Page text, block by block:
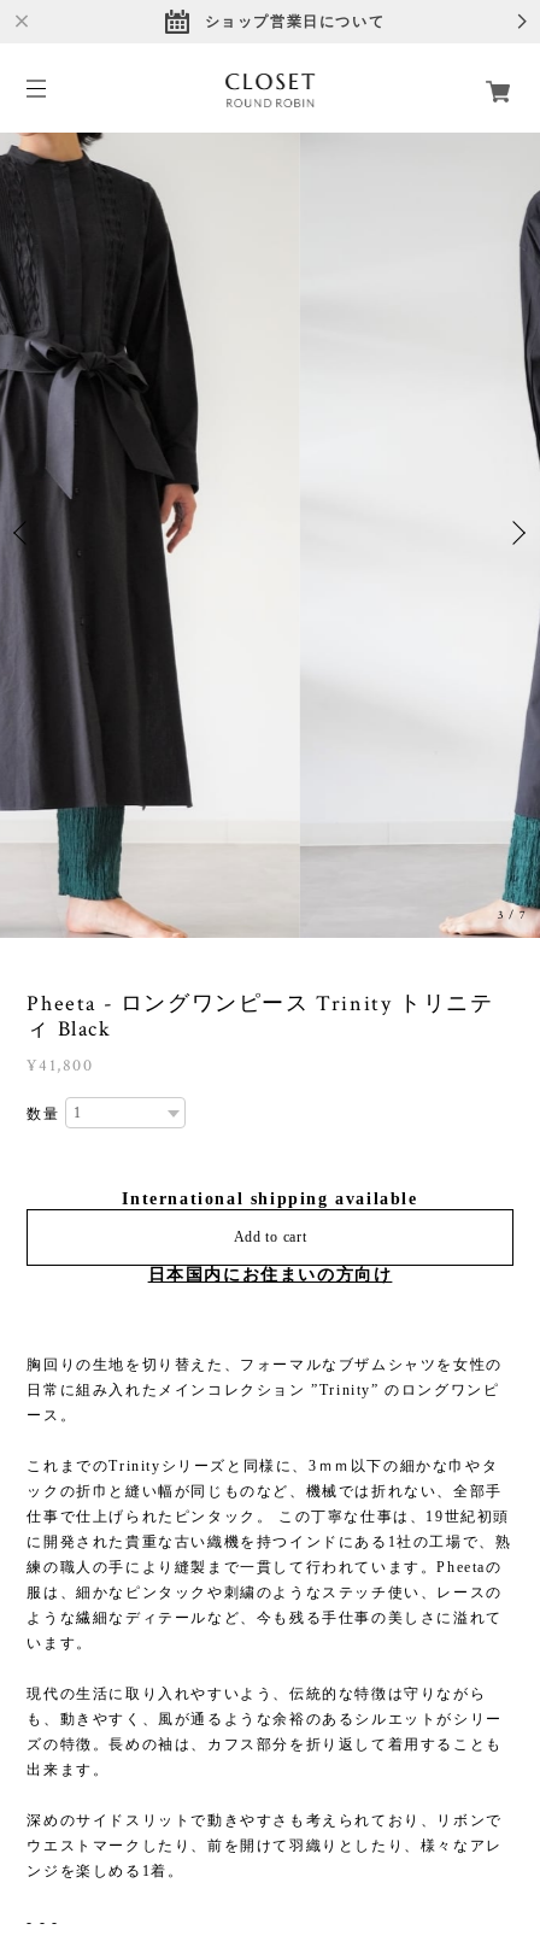
ショップ営業日について
3 /7
Pheeta - ロングワンピース Trinity トリニテ
ィ Black
¥41,800
数量
International shipping available
Add to cart
日本国内にお住まいの方向け
胸回りの生地を切り替えた、フォーマルなブザムシャツを女性の
日常に組み入れたメインコレクション ”Trinity” のロングワンピ
ース。
これまでのTrinityシリーズと同様に、3ｍｍ以下の細かな巾やタ
ックの折巾と縫い幅が同じものなど、機械では折れない、全部手
仕事で仕上げられたピンタック。 この丁寧な仕事は、19世紀初頭
に開発された貴重な古い織機を持つインドにある1社の工場で、熟
練の職人の手により縫製まで一貫して行われています。Pheetaの
服は、細かなピンタックや刺繍のようなステッチ使い、レースの
ような繊細なディテールなど、今も残る手仕事の美しさに溢れて
います。
現代の生活に取り入れやすいよう、伝統的な特徴は守りながら
も、動きやすく、風が通るような余裕のあるシルエットがシリー
ズの特徴。長めの袖は、カフス部分を折り返して着用することも
出来ます。
深めのサイドスリットで動きやすさも考えられており、リボンで
ウエストマークしたり、前を開けて羽織りとしたり、様々なアレ
ンジを楽しめる1着。
- - -